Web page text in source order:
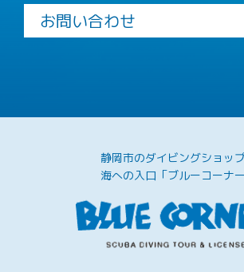
お問い合わせ
静岡市のダイビングショッ
海への入口「ブルーコーナー